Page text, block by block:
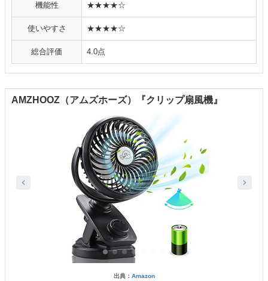
機能性 ★★★★☆
使いやすさ ★★★★☆
総合評価 4.0点
AMZHOOZ（アムズホーズ）『クリップ扇風機』
出典： Amazon